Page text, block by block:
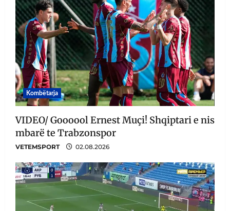
Kombëtarja
VIDEO/ Goooool Ernest Muçi! Shqiptari e nis
mbarë te Trabzonspor
VETEMSPORT 02.08.2026